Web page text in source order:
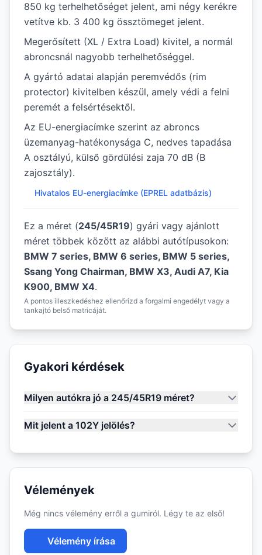
850 kg terhelhetőséget jelent, ami négy kerékre
vetítve kb. 3 400 kg össztömeget jelent.
Megerősített (XL / Extra Load) kivitel, a normál
abroncsnál nagyobb terhelhetőséggel.
A gyártó adatai alapján peremvédős (rim
protector) kivitelben készül, amely védi a felni
peremét a felsértésektől.
Az EU-energiacímke szerint az abroncs
üzemanyag-hatékonysága C, nedves tapadása
A osztályú, külső gördülési zaja 70 dB (B
zajosztály).
Hivatalos EU-energiacímke (EPREL adatbázis)
Ez a méret (245/45R19) gyári vagy ajánlott
méret többek között az alábbi autótípusokon:
BMW 7 series, BMW 6 series, BMW 5 series,
Ssang Yong Chairman, BMW X3, Audi A7, Kia
K900, BMW X4.
A pontos illeszkedéshez ellenőrizd a forgalmi engedélyt vagy a
tankajtó belső matricáját.
Gyakori kérdések
Milyen autókra jó a 245/45R19 méret?
Mit jelent a 102Y jelölés?
Vélemények
Még nincs vélemény erről a gumiról. Légy te az első!
Vélemény írása